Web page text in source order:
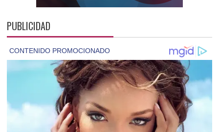
PUBLICIDAD